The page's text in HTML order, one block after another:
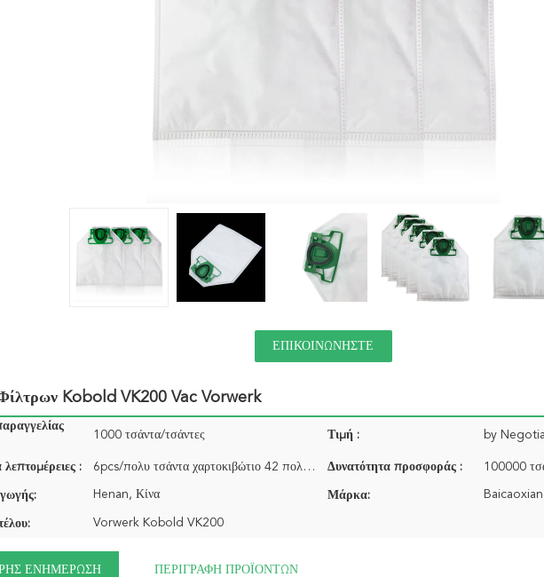
ΕΠΙΚΟΙΝΩΝΉΣΤΕ
Kobold VK200 Vac Vorwerk
1000 τσάντα/τσάντες Τιμή : by
: 6pcs/πολυ τσάντα χαρτοκιβώτιο 42 πολυ τσαντών Δυνατότητα προσφοράς : 100000
Henan, Κίνα Μάρκα:
Vorwerk Kobold VK200
ΕΝΗΜΈΡΩΣΗ ΠΕΡΙΓΡΑΦΉ ΠΡΟΪΌΝΤΩΝ